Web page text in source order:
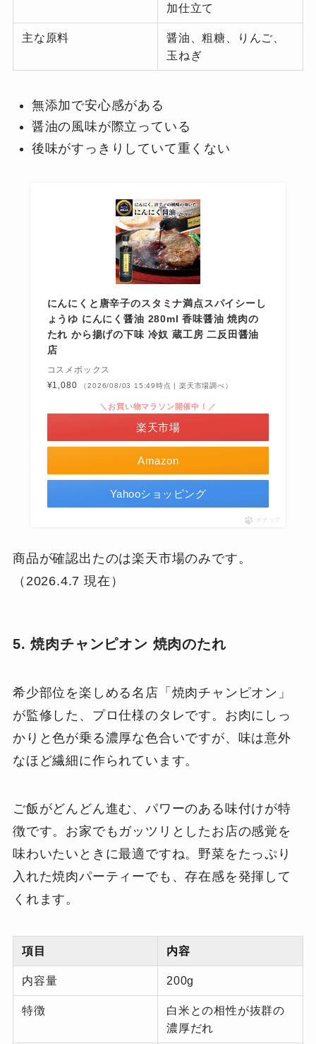
加仕立て
主な原料
醤油、粗糖、りんご、
玉ねぎ
無添加で安心感がある
醤油の風味が際立っている
後味がすっきりしていて重くない
にんにくと唐辛子のスタミナ満点スパイシーし
ょうゆ にんにく醤油 280ml 香味醤油 焼肉の
たれ から揚げの下味 冷奴 蔵工房 二反田醤油
店
コスメボックス
¥1,080
（2026/08/03 15:49時点 | 楽天市場調べ）
Amazon
＼お買い物マラソン開催中！／
楽天市場
Yahooショッピング
ポチップ
商品が確認出たのは楽天市場のみです。
（2026.4.7 現在）
5. 焼肉チャンピオン 焼肉のたれ
希少部位を楽しめる名店「焼肉チャンピオン」
が監修した、プロ仕様のタレです。お肉にしっ
かりと色が乗る濃厚な色合いですが、味は意外
なほど繊細に作られています。
ご飯がどんどん進む、パワーのある味付けが特
徴です。お家でもガッツリとしたお店の感覚を
味わいたいときに最適ですね。野菜をたっぷり
入れた焼肉パーティーでも、存在感を発揮して
くれます。
項目 内容
内容量 200g
特徴
白米との相性が抜群の
濃厚だれ